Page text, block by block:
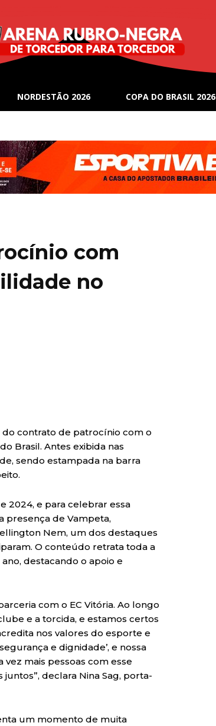
NORDESTÃO 2026 COPA DO BRASIL 2026
com
no
do contrato de patrocínio com o
Brasil. Antes exibida nas
sendo estampada na barra
2024, e para celebrar essa
presença de Vampeta,
Nem, um dos destaques
O conteúdo retrata toda a
destacando o apoio e
com o EC Vitória. Ao longo
e a torcida, e estamos certos
nos valores do esporte e
e dignidade’, e nossa
mais pessoas com esse
declara Nina Sag, porta-
um momento de muita